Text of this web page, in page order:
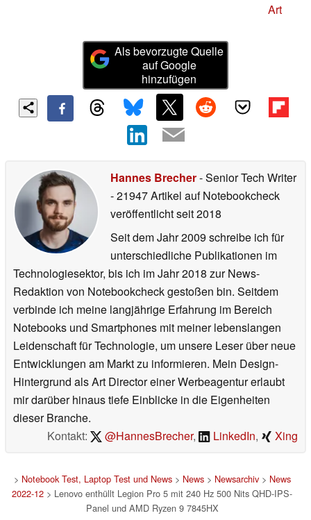
Art
Als bevorzugte Quelle
auf Google
hinzufügen
Hannes Brecher- Senior Tech Writer
- 21947 Artikel auf Notebookcheck
veröffentlichtseit 2018
Seit dem Jahr 2009 schreibe ich für
unterschiedliche Publikationen im
Technologiesektor, bis ich im Jahr 2018 zur News-
Redaktion von Notebookcheck gestoßen bin. Seitdem
verbinde ich meine langjährige Erfahrung im Bereich
Notebooks und Smartphones mit meiner lebenslangen
Leidenschaft für Technologie, um unsere Leser über neue
Entwicklungen am Markt zu informieren. Mein Design-
Hintergrund als Art Director einer Werbeagentur erlaubt
mir darüber hinaus tiefe Einblicke in die Eigenheiten
dieser Branche.
Kontakt:
@HannesBrecher, LinkedIn, Xing
> Notebook Test, Laptop Test und News> News> Newsarchiv> News
2022-12 > Lenovo enthüllt Legion Pro 5 mit 240 Hz 500 Nits QHD-IPS-
Panel und AMD Ryzen 9 7845HX